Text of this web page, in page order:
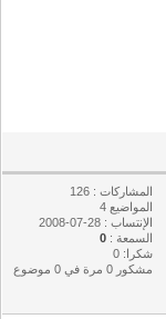
المشاركات : 126
المواضيع 4
الإنتساب : 28-07-2008
السمعة :0
شكرا: 0
مشكور 0 مرة في 0 موضوع